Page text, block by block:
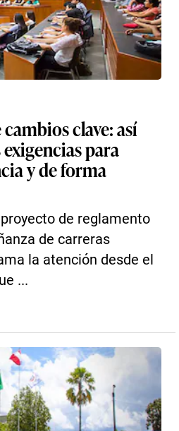
clave: así
para
y de forma
de reglamento
de carreras
la atención desde el
...